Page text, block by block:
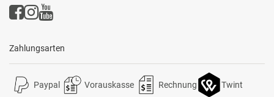
Zahlungsarten
Paypal Vorauskasse Rechnung Twint